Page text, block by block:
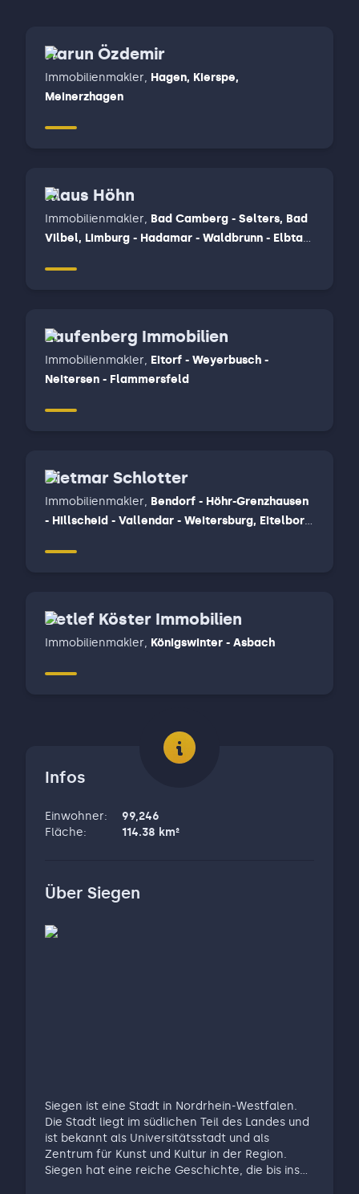
Harun Özdemir
Immobilienmakler, Hagen, Kierspe,
Meinerzhagen
Klaus Höhn
Immobilienmakler, Bad Camberg - Selters, Bad
Vilbel, Limburg - Hadamar - Waldbrunn - Elbtal,
Laufenberg Immobilien
Immobilienmakler, Eitorf - Weyerbusch -
Neitersen - Flammersfeld
Dietmar Schlotter
Immobilienmakler, Bendorf - Höhr-Grenzhausen
- Hillscheid - Vallendar - Weitersburg, Eitelborn
Detlef Köster Immobilien
Immobilienmakler, Königswinter - Asbach
Infos
Einwohner:
99,246
Fläche: 114.38 km²
Über Siegen
Siegen ist eine Stadt in Nordrhein-Westfalen.
Die Stadt liegt im südlichen Teil des Landes und
ist bekannt als Universitätsstadt und als
Zentrum für Kunst und Kultur in der Region.
Siegen hat eine reiche Geschichte, die bis ins